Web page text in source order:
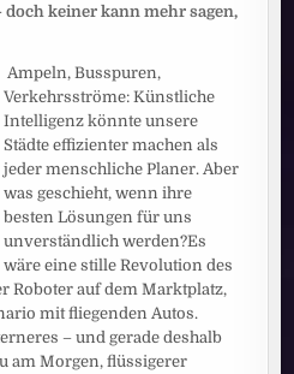
doch keiner kann mehr sagen,
Ampeln, Busspuren,
Verkehrsströme: Künstliche
Intelligenz könnte unsere
Städte effizienter machen als
jeder menschliche Planer. Aber
was geschieht, wenn ihre
besten Lösungen für uns
unverständlich werden?Es
wäre eine stille Revolution des
Roboter auf dem Marktplatz,
mit fliegenden Autos.
– und gerade deshalb
am Morgen, flüssigerer